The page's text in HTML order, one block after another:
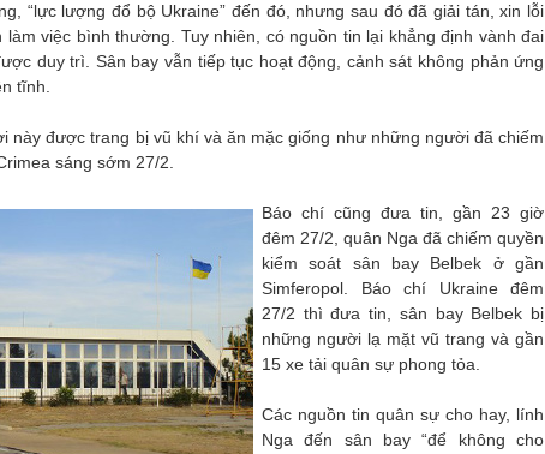
“lực lượng đổ bộ Ukraine” đến đó, nhưng sau đó đã giải tán, xin lỗi
việc bình thường. Tuy nhiên, có nguồn tin lại khẳng định vành đai
duy trì. Sân bay vẫn tiếp tục hoạt động, cảnh sát không phản ứng
tĩnh.
này được trang bị vũ khí và ăn mặc giống như những người đã chiếm
sáng sớm 27/2.
Báo chí cũng đưa tin, gần 23 giờ
đêm 27/2, quân Nga đã chiếm quyền
kiểm soát sân bay Belbek ở gần
Simferopol. Báo chí Ukraine đêm
27/2 thì đưa tin, sân bay Belbek bị
những người lạ mặt vũ trang và gần
15 xe tải quân sự phong tỏa.
Các nguồn tin quân sự cho hay, lính
Nga đến sân bay “để không cho